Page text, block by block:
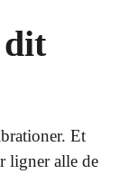
Et
ligner alle de